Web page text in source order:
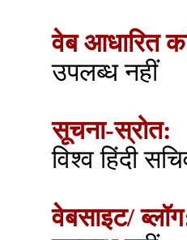
वेब आधारित
उपलब्ध नहीं
सूचना-स्रोत:
विश्व हिंदी
वेबसाइट/